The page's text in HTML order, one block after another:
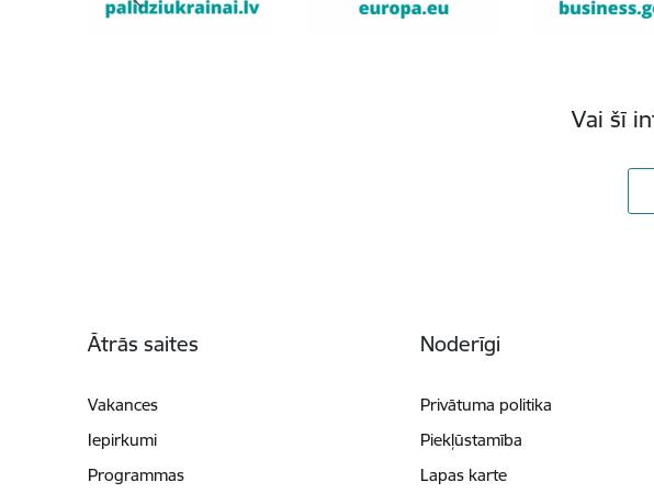
Vai šī
Ātrās saites
Vakances
Iepirkumi
Programmas
Noderīgi
Privātuma politika
Piekļūstamība
Lapas karte